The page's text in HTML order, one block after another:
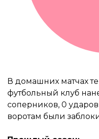
В домашних матчах
футбольный клуб
соперников, 0
воротам были